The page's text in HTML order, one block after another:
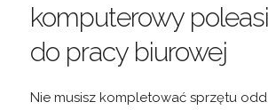
komputerowy
do pracy biurowej
Nie musisz kompletować sprzętu